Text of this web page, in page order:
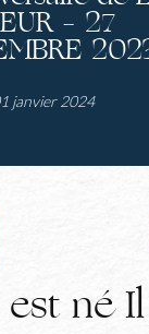
– 27
janvier 2024
est né